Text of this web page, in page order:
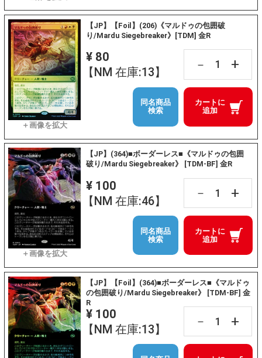
【JP】【Foil】(206)《マルドゥの包囲破
り/Mardu Siegebreaker》[TDM] 金R
¥ 80
【NM 在庫:13】
－ +
カートに
追加
同名商品
検索
【JP】(364)■ボーダーレス■《マルドゥの包囲
破り/Mardu Siegebreaker》 [TDM-BF] 金R
¥ 100
【NM 在庫:46】
－ +
カートに
追加
同名商品
検索
【JP】【Foil】(364)■ボーダーレス■《マルドゥ
の包囲破り/Mardu Siegebreaker》 [TDM-BF] 金
R
¥ 100
【NM 在庫:13】
－ +